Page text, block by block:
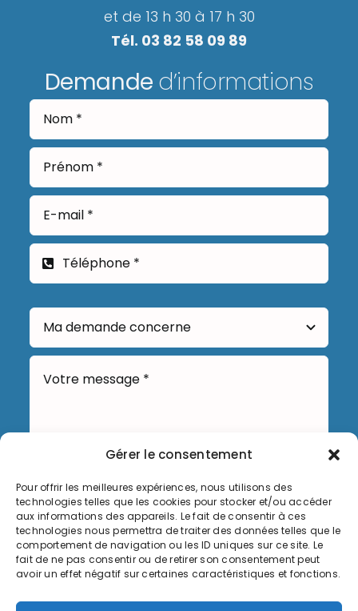
Gérer le consentement
Pour offrir les meilleures expériences, nous utilisons des
technologies telles que les cookies pour stocker et/ou accéder
aux informations des appareils. Le fait de consentir à ces
technologies nous permettra de traiter des données telles que le
comportement de navigation ou les ID uniques sur ce site. Le
fait de ne pas consentir ou de retirer son consentement peut
avoir un effet négatif sur certaines caractéristiques et fonctions.
et de 13 h 30 à 17 h 30
Tél. 03 82 58 09 89
Demande d’informations
Envoyer